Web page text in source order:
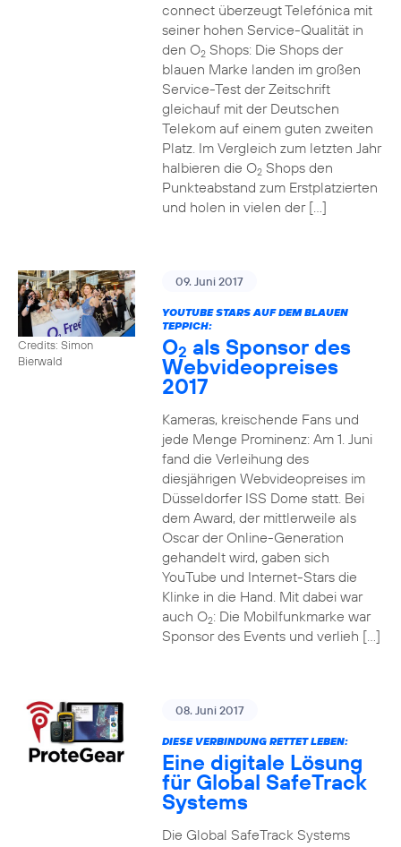
connect überzeugt Telefónica mit
seiner hohen Service-Qualität in
den O2Shops: Die Shops der
blauen Marke landen im großen
Service-Test der Zeitschrift
gleichauf mit der Deutschen
Telekom auf einem guten zweiten
Platz. Im Vergleich zum letzten Jahr
halbieren die O2Shops den
Punkteabstand zum Erstplatzierten
und holen in vielen der […]
Credits: Simon
Bierwald
09. Juni 2017
YOUTUBE STARS AUF DEM BLAUEN
TEPPICH:
O2 als Sponsor des
Webvideopreises
2017
Kameras, kreischende Fans und
jede Menge Prominenz: Am 1. Juni
fand die Verleihung des
diesjährigen Webvideopreises im
Düsseldorfer ISS Dome statt. Bei
dem Award, der mittlerweile als
Oscar der Online-Generation
gehandelt wird, gaben sich
YouTube und Internet-Stars die
Klinke in die Hand. Mit dabei war
auch O2: Die Mobilfunkmarke war
Sponsor des Events und verlieh […]
08. Juni 2017
DIESE VERBINDUNG RETTET LEBEN:
Eine digitale Lösung
für Global SafeTrack
Systems
Die Global SafeTrack Systems